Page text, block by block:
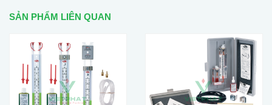
SẢN PHẨM LIÊN QUAN